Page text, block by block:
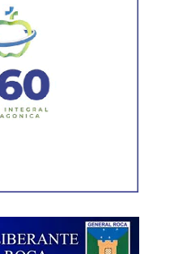
mejorar las condiciones de